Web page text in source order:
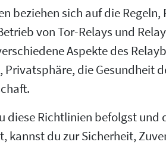
beziehen sich auf die
von Tor-Relays und
Aspekte des
Privatsphäre, die Gesundheit
diese Richtlinien befolgst und
kannst du zur Sicherheit,